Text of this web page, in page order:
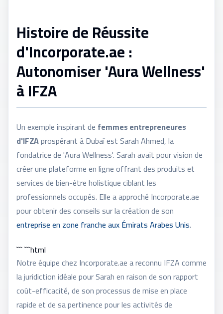
Histoire de Réussite
d'Incorporate.ae :
Autonomiser 'Aura Wellness'
à IFZA
Un exemple inspirant de femmes entrepreneures
d'IFZAprospérant à Dubaï est Sarah Ahmed, la
fondatrice de 'Aura Wellness'. Sarah avait pour vision de
créer une plateforme en ligne offrant des produits et
services de bien-être holistique ciblant les
professionnels occupés. Elle a approché Incorporate.ae
pour obtenir des conseils sur la création de son
entreprise en zone franche aux Émirats Arabes Unis.
``` ```html
Notre équipe chez Incorporate.ae a reconnu IFZA comme
la juridiction idéale pour Sarah en raison de son rapport
coût-efficacité, de son processus de mise en place
rapide et de sa pertinence pour les activités de